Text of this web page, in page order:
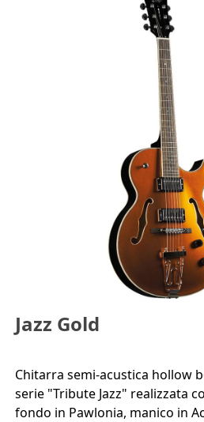
Jazz Gold
Chitarra semi-acustica hollow
serie "Tribute Jazz" realizzata
fondo in Pawlonia, manico in